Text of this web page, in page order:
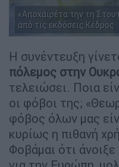
«Αποχαιρέτα την τη
από τις εκδόσεις Κέδρος
Η συνέντευξη
πόλεμος στην
τελειώσει. Ποια
οι φόβοι της;
φόβος όλων μας
κυρίως η πιθανή
Φοβάμαι ότι